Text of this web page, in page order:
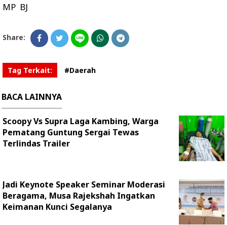
MP BJ
Share:
Tag Terkait: #Daerah
BACA LAINNYA
Scoopy Vs Supra Laga Kambing, Warga
Pematang Guntung Sergai Tewas
Terlindas Trailer
Jadi Keynote Speaker Seminar Moderasi
Beragama, Musa Rajekshah Ingatkan
Keimanan Kunci Segalanya